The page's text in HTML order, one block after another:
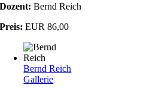
Dozent: Bernd Reich
Preis: EUR 86,00
Bernd Reich
Gallerie